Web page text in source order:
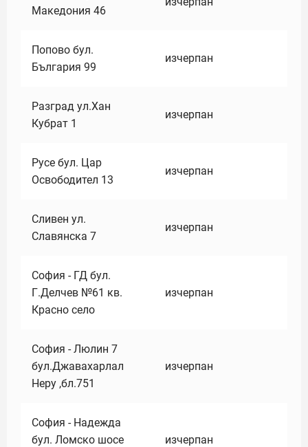
Македония 46
Попово бул.
България 99
изчерпан
Разград ул.Хан
Кубрат 1
изчерпан
Русе бул. Цар
Освободител 13
изчерпан
Сливен ул.
Славянска 7
изчерпан
София - ГД бул.
Г.Делчев №61 кв.
Красно село
изчерпан
София - Люлин 7
бул.Джавахарлал
Неру ,бл.751
изчерпан
София - Надежда
бул. Ломско шосе
изчерпан